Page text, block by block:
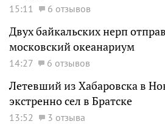
15:11 6 отзывов
Двух байкальских нерп
московский океанариум
14:27 6 отзывов
Летевший из Хабаровска в
экстренно сел в Братске
13:52
3 отзыва